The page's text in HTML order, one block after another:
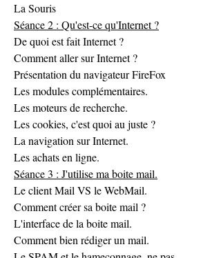
La Souris
Séance 2 : Qu'est-ce qu'Internet ?
De quoi est fait Internet ?
Comment aller sur Internet ?
Présentation du navigateur FireFox
Les modules complémentaires.
Les moteurs de recherche.
Les cookies, c'est quoi au juste ?
La navigation sur Internet.
Les achats en ligne.
Séance 3 : J'utilise ma boite mail.
Le client Mail VS le WebMail.
Comment créer sa boite mail ?
L'interface de la boite mail.
Comment bien rédiger un mail.